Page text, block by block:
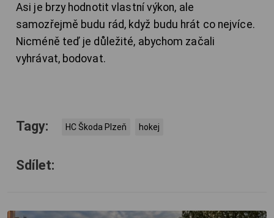
Asi je brzy hodnotit vlastní výkon, ale
samozřejmě budu rád, když budu hrát co nejvíce.
Nicméně teď je důležité, abychom začali
vyhrávat, bodovat.
Tagy: HC Škoda Plzeň hokej
Sdílet: